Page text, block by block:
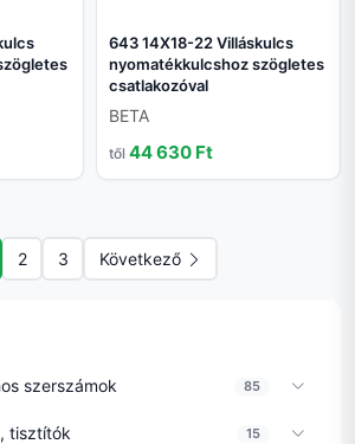
643 14X18-22 Villáskulcs
nyomatékkulcshoz szögletes
csatlakozóval
BETA
től 44 630 Ft
2 3 Következő
szerszámok 85
tisztítók 15